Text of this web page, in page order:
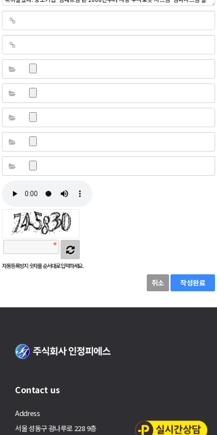
자동등록방지 숫자를 순서대로 입력하세요.
취소 작성완료
Contact us
Address
서울 성동구 광나루로 228 9층